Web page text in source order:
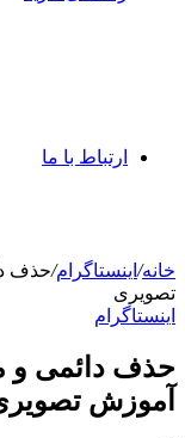
ارتباط با ما
خانه/ اینستاگرام/حذف
تصویری
اینستاگرام
حذف دائمی و
آموزش